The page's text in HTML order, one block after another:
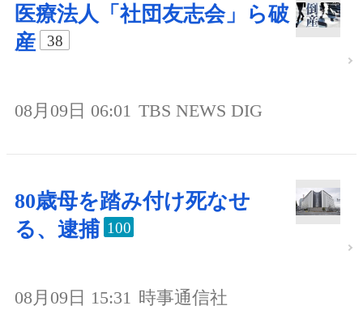
医療法人「社団友志会」ら破
産
38
08月09日 06:01 TBS NEWS DIG
80歳母を踏み付け死なせ
る、逮捕 100
08月09日 15:31 時事通信社